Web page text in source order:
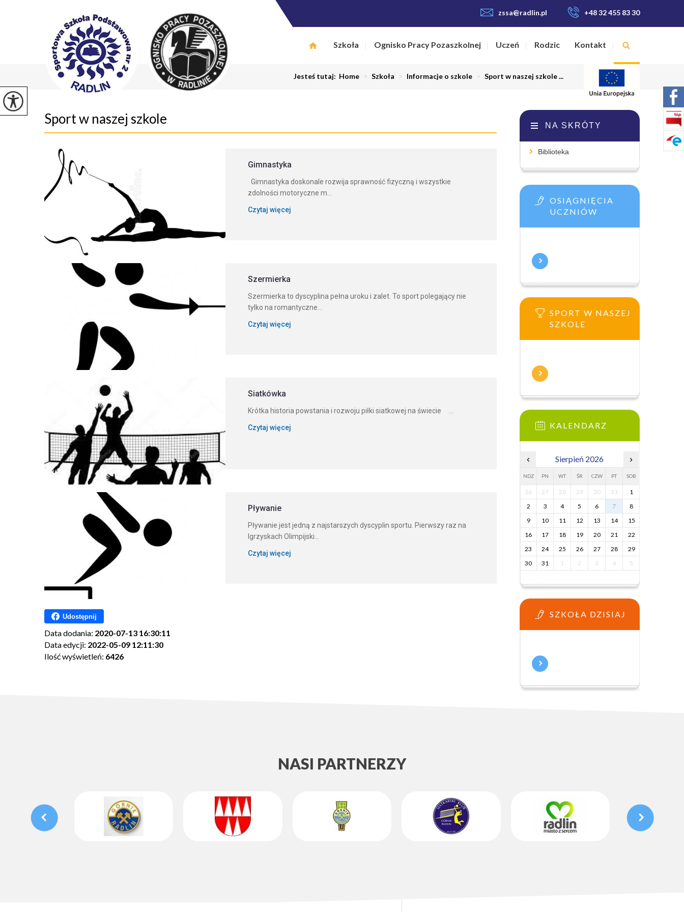
zssa@radlin.pl +48 32 455 83 30
Szkoła Ognisko Pracy Pozaszkolnej Uczeń Rodzic Kontakt
Jesteś tutaj: Home > Szkoła > Informacje o szkole > Sport w naszej szkole ...
Sport w naszej szkole
Gimnastyka
Gimnastyka doskonale rozwija sprawność fizyczną i wszystkie
zdolności motoryczne m...
Czytaj więcej
Szermierka
Szermierka to dyscyplina pełna uroku i zalet. To sport polegający nie
tylko na romantyczne...
Czytaj więcej
Siatkówka
Krótka historia powstania i rozwoju piłki siatkowej na świecie ...
Czytaj więcej
Pływanie
Pływanie jest jedną z najstarszych dyscyplin sportu. Pierwszy raz na
Igrzyskach Olimpijski...
Czytaj więcej
Udostępnij
Data dodania: 2020-07-13 16:30:11
Data edycji: 2022-05-09 12:11:30
Ilość wyświetleń: 6426
NA SKRÓTY
Biblioteka
OSIĄGNIĘCIA
UCZNIÓW
SPORT W NASZEJ
SZKOLE
KALENDARZ
‹ Sierpień 2026 ›
NDZ PN WT ŚR CZW PT SOB
26 27 28 29 30 31
1
2
3 4 5 6 7
8
9
10 11 12 13 14
15
16
17 18 19 20 21
22
23
24 25 26 27 28
29
30
31 1 2 3 4 5
SZKOŁA DZISIAJ
NASI PARTNERZY